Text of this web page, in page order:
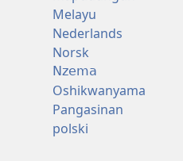
Melayu
Nederlands
Norsk
Nzema
Oshikwanyama
Pangasinan
polski